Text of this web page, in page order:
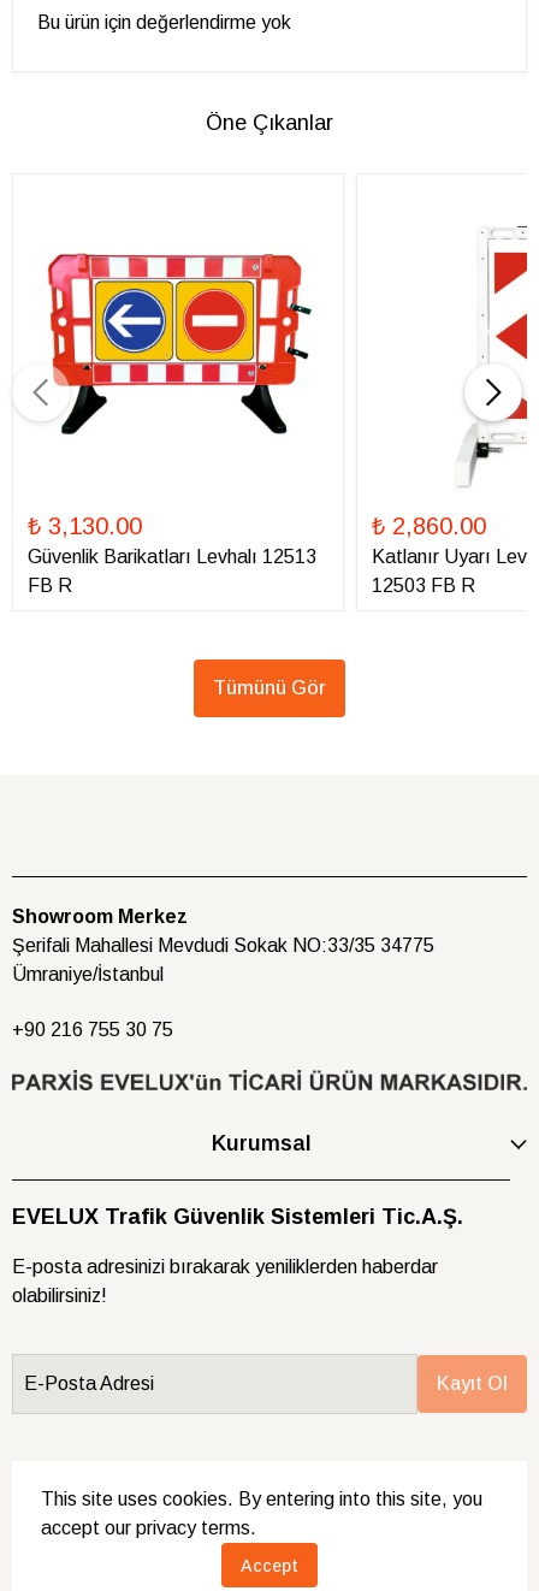
This site uses cookies. By entering into this site, you
accept our privacy terms.
Accept
Bu ürün için değerlendirme yok
Öne Çıkanlar
₺ 3,130.00
Güvenlik Barikatları Levhalı 12513
FB R
₺ 2,860.00
Katlanır Uyarı
12503 FB R
Tümünü Gör
Showroom Merkez
Şerifali Mahallesi Mevdudi Sokak NO:33/35 34775
Ümraniye/İstanbul
+90 216 755 30 75
Kurumsal
EVELUX Trafik Güvenlik Sistemleri Tic.A.Ş.
E-posta adresinizi bırakarak yeniliklerden haberdar
olabilirsiniz!
E-Posta Adresi Kayıt Ol
Tüm hakları saklıdır.